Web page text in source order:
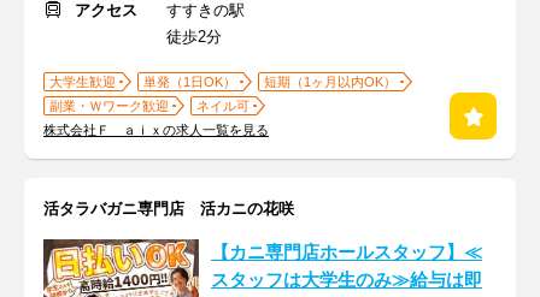
アクセス
すすきの駅
徒歩2分
大学生歓迎 単発（1日OK）
短期（1ヶ月以内OK）
副業・Ｗワーク歓迎
ネイル可
株式会社Ｆ ａｉｘの求人一覧を見る
活タラバガニ専門店 活カニの花咲
【カニ専門店ホールスタッフ】≪
スタッフは大学生のみ≫給与は即